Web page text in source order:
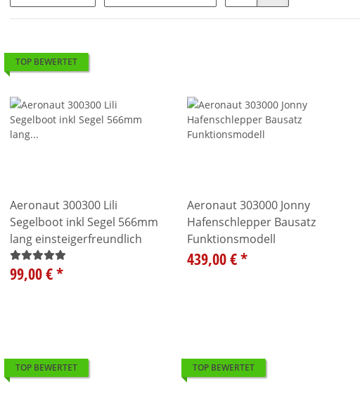
TOP BEWERTET
Aeronaut 300300 Lili
Segelboot inkl Segel 566mm
lang einsteigerfreundlich
99,00 €*
Aeronaut 303000 Jonny
Hafenschlepper Bausatz
Funktionsmodell
439,00 €*
TOP BEWERTET TOP BEWERTET